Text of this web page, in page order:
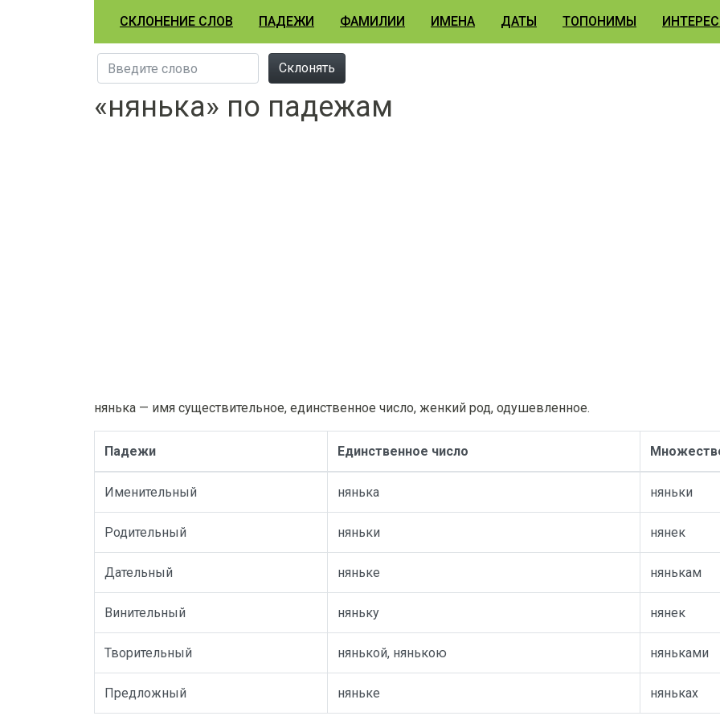
СКЛОНЕНИЕ СЛОВ ПАДЕЖИ ФАМИЛИИ ИМЕНА ДАТЫ ТОПОНИМЫ
Склонять
«нянька» по падежам
нянька — имя существительное, единственное число, женкий род, одушевленное.
Падежи Единственное число
Именительный нянька няньки
Родительный няньки нянек
Дательный няньке нянькам
Винительный няньку нянек
Творительный нянькой, нянькою няньками
Предложный няньке няньках